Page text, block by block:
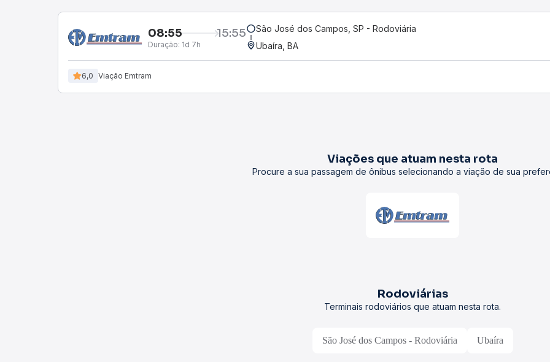
08:55 15:55
Duração: 1d 7h
São José dos Campos, SP - Rodoviária
Ubaíra, BA
6,0 Viação Emtram
Viações que atuam nesta rota
Procure a sua passagem de ônibus selecionando a viação de sua
Rodoviárias
Terminais rodoviários que atuam nesta rota.
São José dos Campos - Rodoviária Ubaíra